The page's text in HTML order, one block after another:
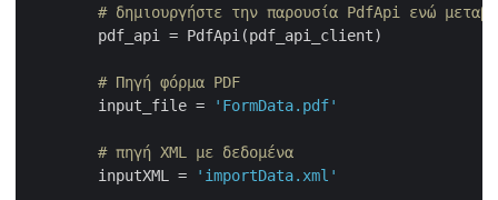
# δημιουργήστε την παρουσία PdfApi ενώ
        pdf_api = PdfApi(pdf_api_client)
# Πηγή φόρμα PDF
        input_file =
'FormData.pdf'
# πηγή XML με δεδομένα
        inputXML =
'importData.xml'